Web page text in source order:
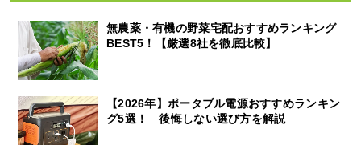
無農薬・有機の野菜宅配おすすめランキング
BEST5！【厳選8社を徹底比較】
【2026年】ポータブル電源おすすめランキン
グ5選！ 後悔しない選び方を解説